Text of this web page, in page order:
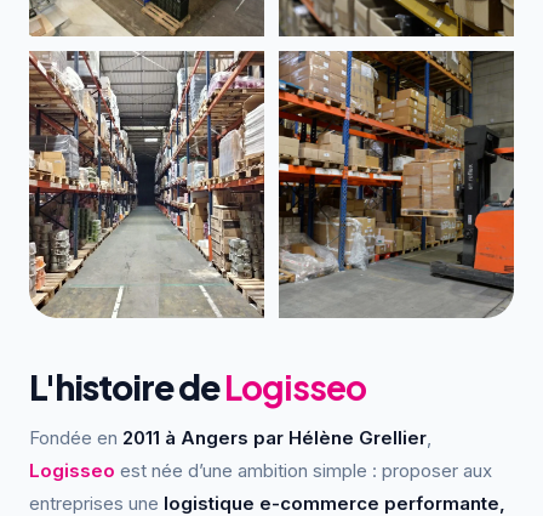
L'histoire deLogisseo
Fondée en 2011 à Angers par Hélène Grellier,
Logisseo est née d’une ambition simple : proposer aux
entreprises une logistique e-commerce performante,